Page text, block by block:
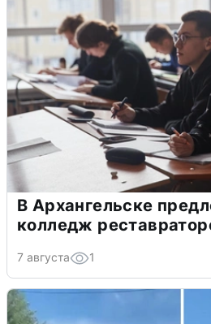
В Архангельске
колледж
7 августа 1